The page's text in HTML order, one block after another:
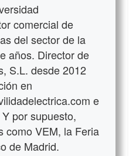
comercial de
del sector de la
años. Director de
S.L. desde 2012
en
e
por supuesto,
como VEM, la Feria
de Madrid.